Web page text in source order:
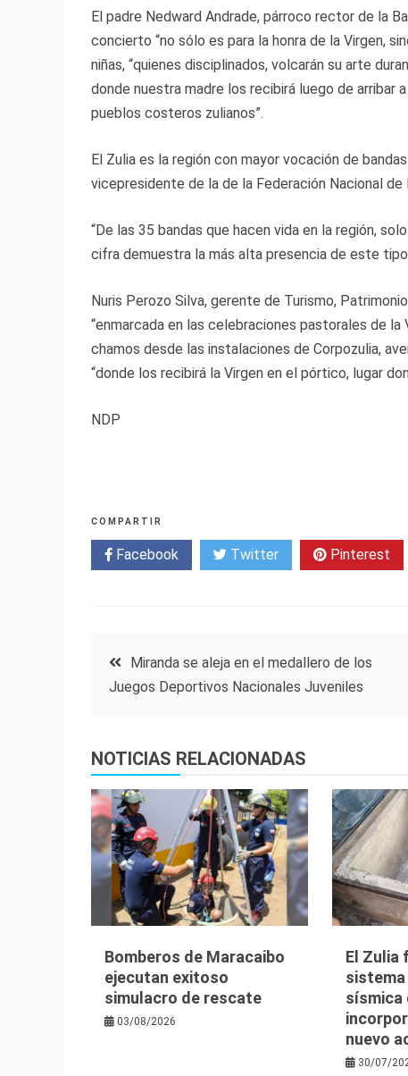
El padre Nedward Andrade, párroco rector de la
concierto “no sólo es para la honra de la Virgen,
niñas, “quienes disciplinados, volcarán su arte
donde nuestra madre los recibirá luego de arribar
pueblos costeros zulianos”.
El Zulia es la región con mayor vocación de
vicepresidente de la de la Federación Nacional de
“De las 35 bandas que hacen vida en la región,
cifra demuestra la más alta presencia de este
Nuris Perozo Silva, gerente de Turismo,
“enmarcada en las celebraciones pastorales de la
chamos desde las instalaciones de Corpozulia,
“donde los recibirá la Virgen en el pórtico, lugar
NDP
COMPARTIR
Facebook Twitter Pinterest
Navegación
entradas
Miranda se aleja en el medallero de los
Juegos Deportivos Nacionales Juveniles
NOTICIAS RELACIONADAS
Bomberos de Maracaibo
ejecutan exitoso
simulacro de rescate
03/08/2026
El Zulia
sistema
sísmica
nuevo
30/07/